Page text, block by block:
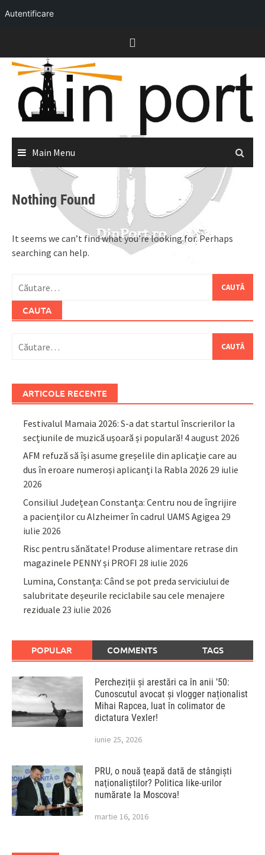
Autentificare
content
Main Menu
Nothing Found
It seems we can’t find what you’re looking for. Perhaps
searching can help.
după:
CAUTA
după:
ARTICOLE RECENTE
Festivalul Mamaia 2026: S-a dat startul înscrierilor la
secțiunile de muzică ușoară și populară! 4 august 2026
AFM refuză să își asume greșelile din aplicație care au
dus în eroare numeroși aplicanți la Rabla 2026 29 iulie
2026
Consiliul Județean Constanța: Centru nou de îngrijire
a pacienților cu Alzheimer în cadrul UAMS Agigea 29
iulie 2026
Risc pentru sănătate! Produse alimentare retrase din
magazinele PENNY și PROFI 28 iulie 2026
Lumina, Constanța: Când se pot preda serviciului de
salubritate deșeurile reciclabile sau cele menajere
reziduale 23 iulie 2026
POPULAR COMMENTS TAGS
Percheziții și arestări ca în anii ’50:
Cunoscutul avocat și vlogger naționalist
Mihai Rapcea, luat în colimator de
dictatura Vexler!
iunie 25, 2026
PRU, o nouă ţeapă dată de stângişti
naţionaliştilor? Politica like-urilor
numărate la Moscova!
martie 16, 2016